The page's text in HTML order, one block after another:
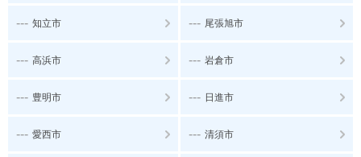
--- 知立市 --- 尾張旭市
--- 高浜市 --- 岩倉市
--- 豊明市 --- 日進市
--- 愛西市 --- 清須市